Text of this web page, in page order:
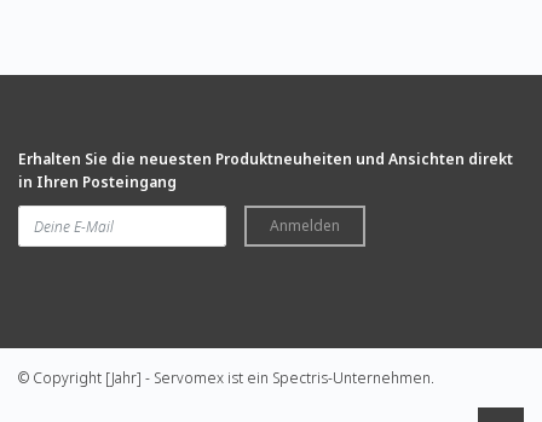
Erhalten Sie die neuesten Produktneuheiten und Ansichten direkt
in Ihren Posteingang
Anmelden
© Copyright [Jahr] - Servomex ist ein Spectris-Unternehmen.